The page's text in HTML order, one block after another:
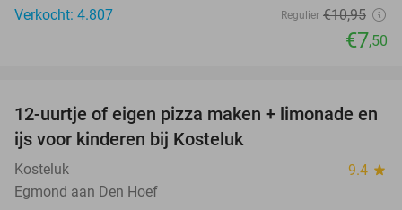
Verkocht: 4.807
Regulier €10,95
€7,50
52%
12-uurtje of eigen pizza maken + limonade en
ijs voor kinderen bij Kosteluk
Kosteluk 9.4 star
Egmond aan Den Hoef